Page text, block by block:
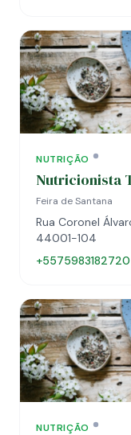
NUTRIÇÃO
Nutricionista
Feira de Santana
Rua Coronel
44001-104
+5575983182720
NUTRIÇÃO